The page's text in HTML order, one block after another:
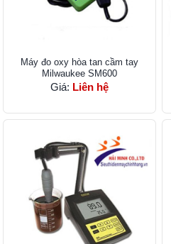
Máy đo oxy hòa tan cầm tay
Milwaukee SM600
Giá: Liên hệ